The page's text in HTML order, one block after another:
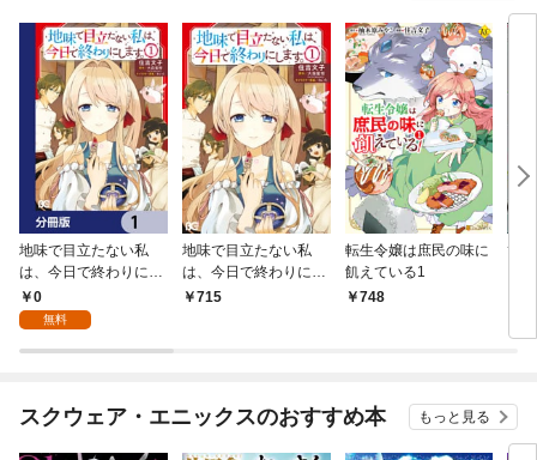
地味で目立たない私
は、今日で終わりにし
ます。【分冊版】 1
0
無料
地味で目立たない私
は、今日で終わりにし
ます。 1
715
転生令嬢は庶民の味に
飢えている1
748
ひ
スクウェア・エニックスのおすすめ本 もっと見る